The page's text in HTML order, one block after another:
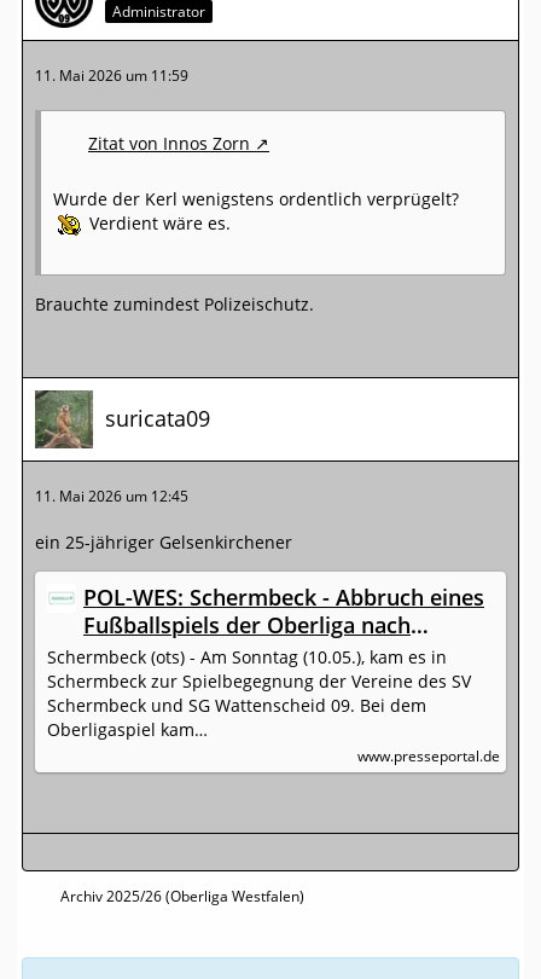
Administrator
11. Mai 2026 um 11:59
Zitat von Innos Zorn
Wurde der Kerl wenigstens ordentlich verprügelt?
Verdient wäre es.
Brauchte zumindest Polizeischutz.
suricata09
11. Mai 2026 um 12:45
ein 25-jähriger Gelsenkirchener
POL-WES: Schermbeck - Abbruch eines
Fußballspiels der Oberliga nach
Knallkörperwürfen
Schermbeck (ots) - Am Sonntag (10.05.), kam es in
Schermbeck zur Spielbegegnung der Vereine des SV
Schermbeck und SG Wattenscheid 09. Bei dem
Oberligaspiel kam…
www.presseportal.de
Archiv 2025/26 (Oberliga Westfalen)